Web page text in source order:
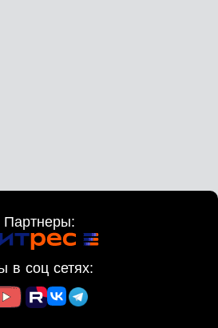
Партнеры:
в соц сетях: